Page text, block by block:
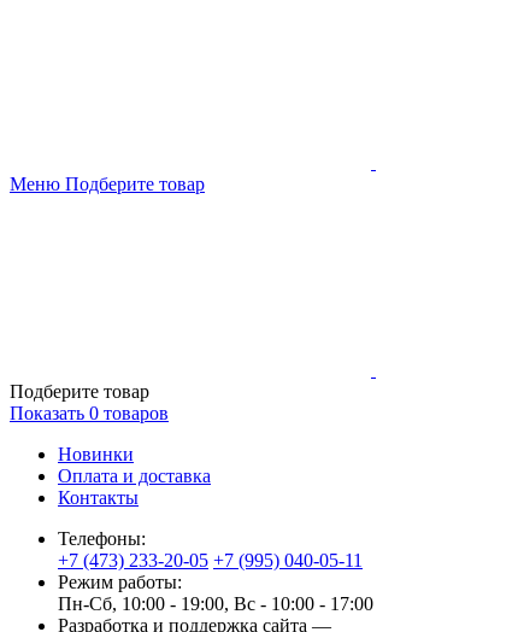
Меню Подберите товар
Подберите товар
Показать 0 товаров
Новинки
Оплата и доставка
Контакты
Телефоны:
+7 (473) 233-20-05 +7 (995) 040-05-11
Режим работы:
Пн-Сб, 10:00 - 19:00, Вс - 10:00 - 17:00
Разработка и поддержка сайта —